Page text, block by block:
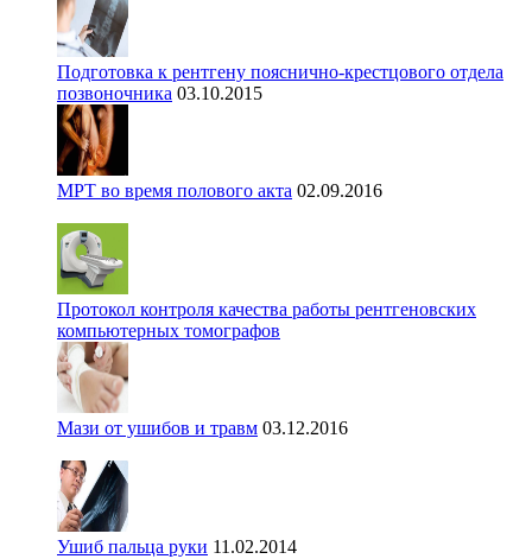
Подготовка к рентгену пояснично-крестцового отдела
позвоночника 03.10.2015
МРТ во время полового акта 02.09.2016
Протокол контроля качества работы рентгеновских
компьютерных томографов
Мази от ушибов и травм 03.12.2016
Ушиб пальца руки 11.02.2014